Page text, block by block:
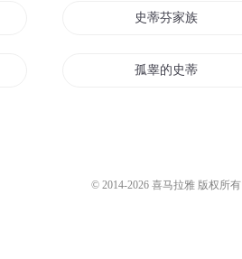
史蒂芬家族
孤睾的史蒂夫
© 2014-2026 喜马拉雅 版权所有